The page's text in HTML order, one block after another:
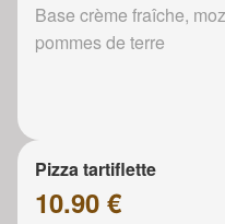
Base crème fraîche,
pommes de terre
Pizza tartiflette
10.90 €